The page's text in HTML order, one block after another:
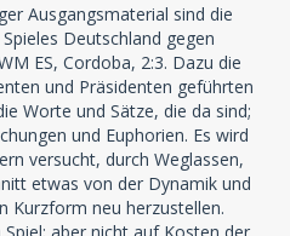
Ausgangsmaterial sind die
Deutschland gegen
ES, Cordoba, 2:3. Dazu die
und Präsidenten geführten
Worte und Sätze, die da sind;
und Euphorien. Es wird
versucht, durch Weglassen,
etwas von der Dynamik und
Kurzform neu herzustellen.
aber nicht auf Kosten der